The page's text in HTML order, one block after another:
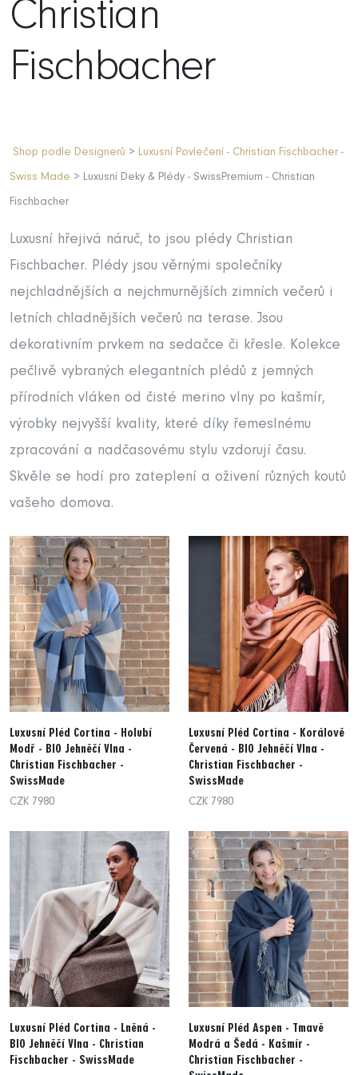
Christian
Fischbacher
Shop podle Designerů > Luxusní Povlečení - Christian Fischbacher -
Swiss Made > Luxusní Deky & Plédy - SwissPremium - Christian
Fischbacher
Luxusní hřejivá náruč, to jsou plédy Christian
Fischbacher. Plédy jsou věrnými společníky
nejchladnějších a nejchmurnějších zimních večerů i
letních chladnějších večerů na terase. Jsou
dekorativním prvkem na sedačce či křesle. Kolekce
pečlivě vybraných elegantních plédů z jemných
přírodních vláken od čisté merino vlny po kašmír,
výrobky nejvyšší kvality, které díky řemeslnému
zpracování a nadčasovému stylu vzdorují času.
Skvěle se hodí pro zateplení a oživení různých koutů
vašeho domova.
Luxusní Pléd Cortina - Holubí
Modř - BIO Jehněčí Vlna -
Christian Fischbacher -
SwissMade
CZK 7980
Luxusní Pléd Cortina - Korálově
Červená - BIO Jehněčí Vlna -
Christian Fischbacher -
SwissMade
CZK 7980
Luxusní Pléd Cortina - Lněná -
BIO Jehněčí Vlna - Christian
Fischbacher - SwissMade
Luxusní Pléd Aspen - Tmavě
Modrá a Šedá - Kašmír -
Christian Fischbacher -